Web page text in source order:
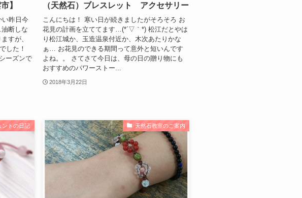
】
い昨日今
断しな
すが、
した！
ーズンで
（天然石）ブレスレット アクセサリー
こんにちは！ 寒い日が続きましたがそろそろ お
花見の計画を立ててます…(*´▽｀*) 松江だとやは
り松江城か、玉造温泉付近か、木次あたりかな
ぁ… お花見のできる期間って意外と短いんです
よね。。 さてさて今日は、母の日の贈り物にも
おすすめのパワーストー...
2018年3月22日
ントの日記 天然石教室のご案内